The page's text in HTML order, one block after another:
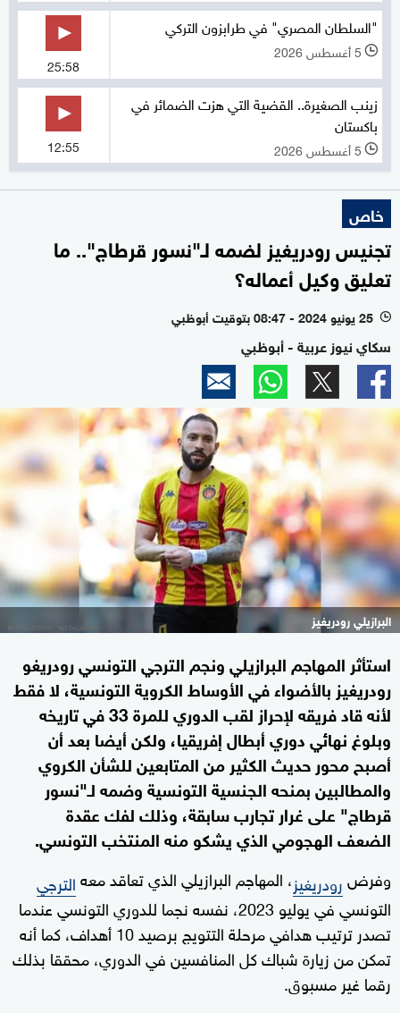
"السلطان المصري" في طرابزون التركي
l 5 أغسطس 2026
25:58
زينب الصغيرة.. القضية التي هزت الضمائر في
باكستان
l 5 أغسطس 2026 12:55
خاص
تجنيس رودريغيز لضمه لـ"نسور قرطاج".. ما
تعليق وكيل أعماله؟
l 25 يونيو 2024 - 08:47 بتوقيت أبوظبي
سكاي نيوز عربية - أبوظبي
البرازيلي رودريغيز
استأثر المهاجم البرازيلي ونجم الترجي التونسي رودريغو
رودريغيز بالأضواء في الأوساط الكروية التونسية، لا فقط
لأنه قاد فريقه لإحراز لقب الدوري للمرة 33 في تاريخه
وبلوغ نهائي دوري أبطال إفريقيا، ولكن أيضا بعد أن
أصبح محور حديث الكثير من المتابعين للشأن الكروي
والمطالبين بمنحه الجنسية التونسية وضمه لـ"نسور
قرطاج" على غرار تجارب سابقة، وذلك لفك عقدة
الضعف الهجومي الذي يشكو منه المنتخب التونسي.
وفرضرودريغيز، المهاجم البرازيلي الذي تعاقد معهالترجي
التونسي في يوليو 2023، نفسه نجما للدوري التونسي عندما
تصدر ترتيب هدافي مرحلة التتويج برصيد 10 أهداف، كما أنه
تمكن من زيارة شباك كل المنافسين في الدوري، محققا بذلك
رقما غير مسبوق.